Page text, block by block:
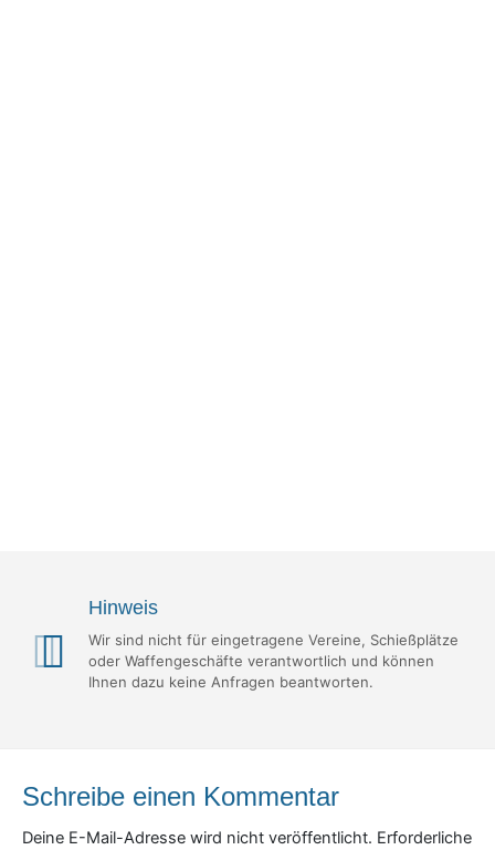
Hinweis
Wir sind nicht für eingetragene Vereine, Schießplätze
oder Waffengeschäfte verantwortlich und können
Ihnen dazu keine Anfragen beantworten.
Schreibe einen Kommentar
Deine E-Mail-Adresse wird nicht veröffentlicht. Erforderliche